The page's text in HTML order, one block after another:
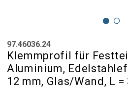
97.46036.24
Klemmprofil für
Aluminium,
12 mm, Glas/Wand, L =